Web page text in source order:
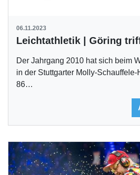
06.11.2023
Der Jahrgang 2010 hat sich beim
in der Stuttgarter Molly-Schauffele-
86…